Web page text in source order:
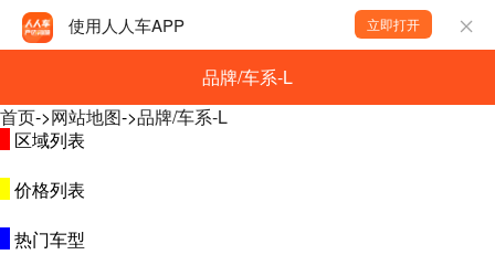
使用人人车APP 立即打开
品牌/车系-L
首页->网站地图->品牌/车系-L
区域列表
价格列表
热门车型